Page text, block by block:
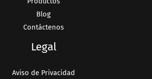
Blog
Contáctenos
Legal
Aviso de Privacidad